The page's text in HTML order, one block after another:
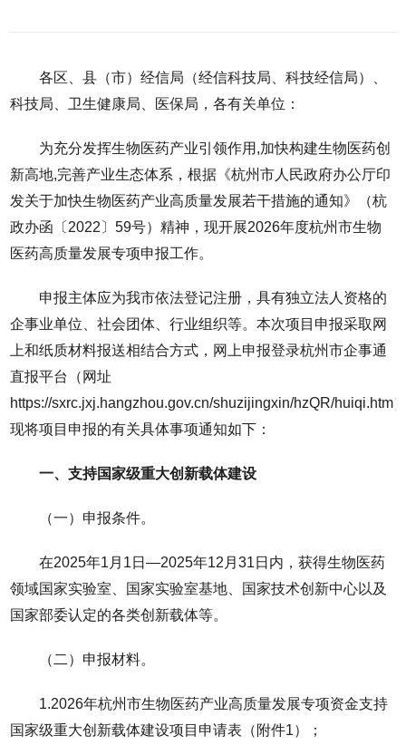
各区、县（市）经信局（经信科技局、科技经信局）、
科技局、卫生健康局、医保局，各有关单位：
为充分发挥生物医药产业引领作用,加快构建生物医药创
新高地,完善产业生态体系，根据《杭州市人民政府办公厅印
发关于加快生物医药产业高质量发展若干措施的通知》（杭
政办函〔2022〕59号）精神，现开展2026年度杭州市生物
医药高质量发展专项申报工作。
申报主体应为我市依法登记注册，具有独立法人资格的
企事业单位、社会团体、行业组织等。本次项目申报采取网
上和纸质材料报送相结合方式，网上申报登录杭州市企事通
直报平台（网址
https://sxrc.jxj.hangzhou.gov.cn/shuzijingxin/hzQR/huiqi.htm
现将项目申报的有关具体事项通知如下：
一、支持国家级重大创新载体建设
（一）申报条件。
在2025年1月1日—2025年12月31日内，获得生物医药
领域国家实验室、国家实验室基地、国家技术创新中心以及
国家部委认定的各类创新载体等。
（二）申报材料。
1.2026年杭州市生物医药产业高质量发展专项资金支持
国家级重大创新载体建设项目申请表（附件1）；